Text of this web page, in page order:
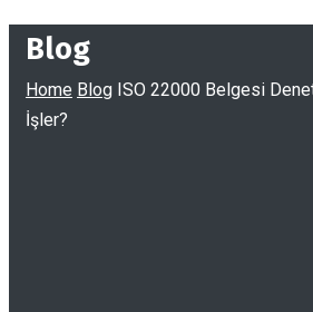
Blog
Home Blog ISO 22000 Belgesi
İşler?